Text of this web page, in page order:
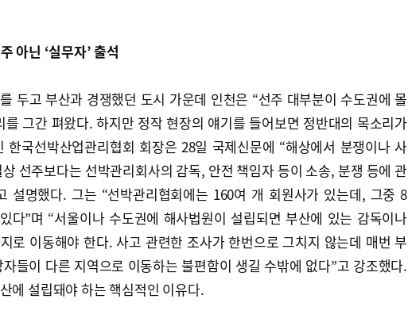
아닌 ‘실무자’ 출석
두고 부산과 경쟁했던 도시 가운데 인천은 “선주 대부분이 수도권에 몰
를 그간 펴왔다. 하지만 정작 현장의 얘기를 들어보면 정반대의 목소리가
한국선박산업관리협회 회장은 28일 국제신문에 “해상에서 분쟁이나 사
선주보다는 선박관리회사의 감독, 안전 책임자 등이 소송, 분쟁 등에 관
설명했다. 그는 “선박관리협회에는 160여 개 회원사가 있는데, 그중 8
다”며 “서울이나 수도권에 해사법원이 설립되면 부산에 있는 감독이나
로 이동해야 한다. 사고 관련한 조사가 한번으로 그치지 않는데 매번 부
들이 다른 지역으로 이동하는 불편함이 생길 수밖에 없다”고 강조했다.
에 설립돼야 하는 핵심적인 이유다.